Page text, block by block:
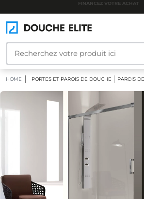
PRIX IRRÉSISTIBLES
HOME PORTES ET PAROIS DE DOUCHE PAROIS